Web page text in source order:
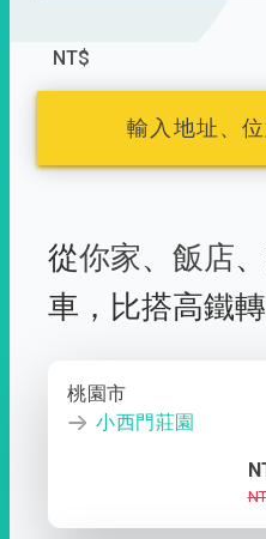
NT$
輸入地址、
從你家、 飯店、
車， 比搭高鐵
桃園市
小西門莊園